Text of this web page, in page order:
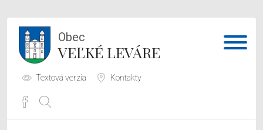
Obec
VEĽKÉ LEVÁRE
Textová verzia Kontakty